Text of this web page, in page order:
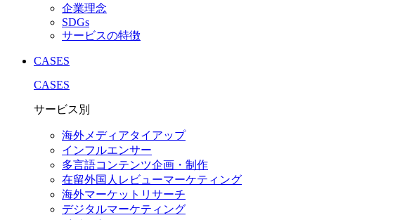
企業理念
SDGs
サービスの特徴
CASES
CASES
サービス別
海外メディアタイアップ
インフルエンサー
多言語コンテンツ企画・制作
在留外国⼈レビューマーケティング
海外マーケットリサーチ
デジタルマーケティング